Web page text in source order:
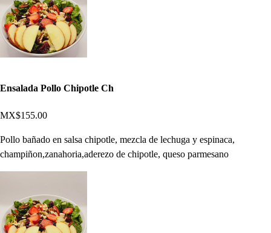
Ensalada Pollo Chipotle Ch
MX$155.00
Pollo bañado en salsa chipotle, mezcla de lechuga y espinaca,
champiñon,zanahoria,aderezo de chipotle, queso parmesano